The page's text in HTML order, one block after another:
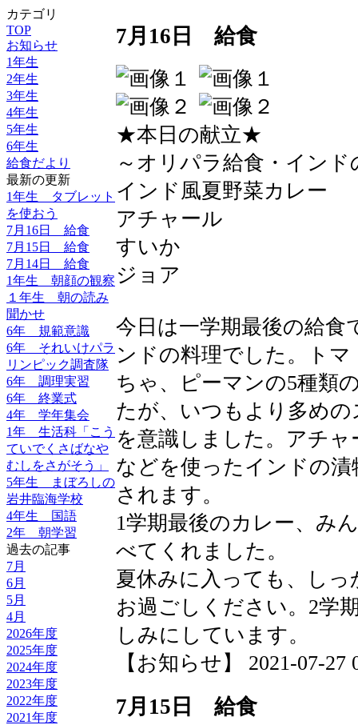
カテゴリ
TOP
お知らせ
1年生
2年生
3年生
4年生
5年生
6年生
給食だより
最新の更新
1年生 タブレット
を使おう
7月16日 給食
7月15日 給食
7月14日 給食
1年生 朝顔の観察
１年生 朝の読み
聞かせ
6年 規範意識
6年 それいけパラ
リンピック調査隊
6年 調理実習
6年 終業式
4年 学年集会
1年 生活科「こう
ていでくさばなや
むしをさがそう」
5年生 まぼろしの
岩井臨海学校
4年生 国語
2年 朝学習
過去の記事
7月
6月
5月
4月
2026年度
2025年度
2024年度
2023年度
2022年度
2021年度
7月16日 給食
★本日の献立★
～オリパラ給食・インド
インド風夏野菜カレー
アチャール
すいか
ジョア
今日は一学期最後の給食
ンドの料理でした。ト
ちゃ、ピーマンの5種類
たが、いつもより多め
を意識しました。アチ
などを使ったインドの
されます。
1学期最後のカレー、み
べてくれました。
夏休みに入っても、し
お過ごしください。2学
しみにしています。
【お知らせ】 2021-07-27
7月15日 給食